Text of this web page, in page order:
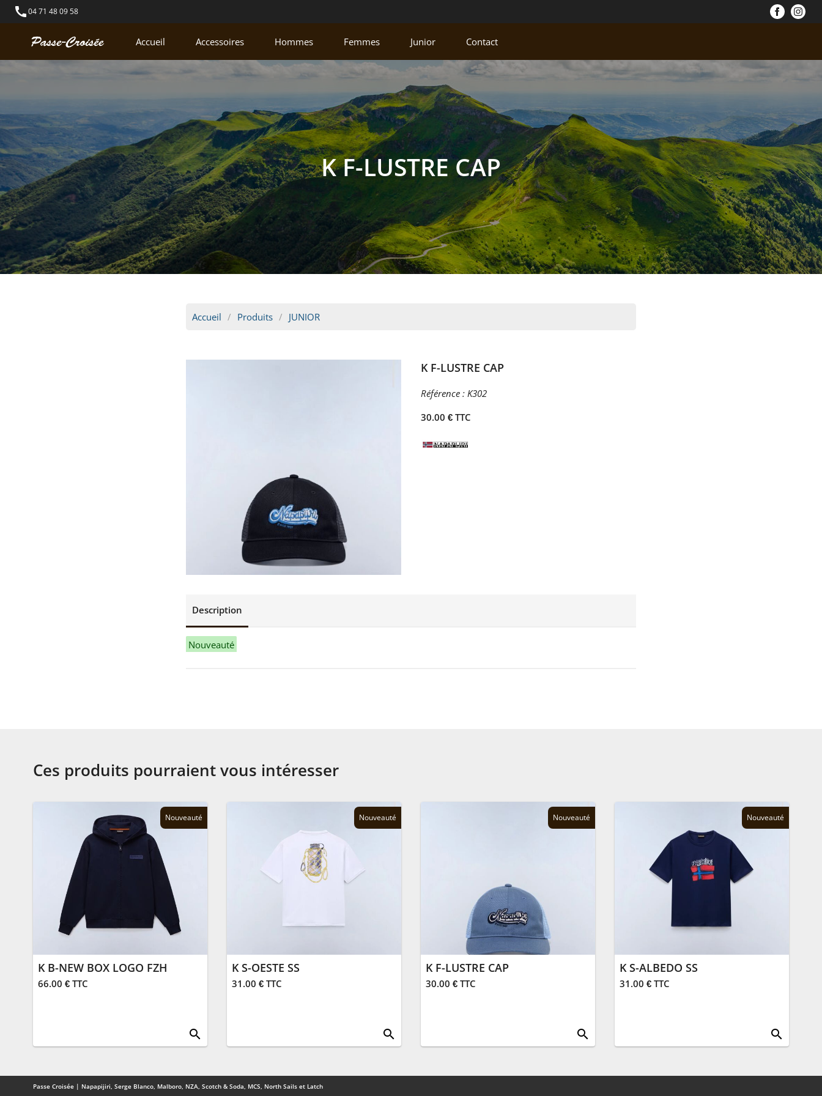
call04 71 48 09 58
Accueil Accessoires Hommes Femmes Junior Contact
K F-LUSTRE CAP
Accueil Produits JUNIOR
K F-LUSTRE CAP
Référence : K302
30.00 € TTC
Description
Nouveauté
Ces produits pourraient vous intéresser
Nouveauté
K B-NEW BOX LOGO FZH
66.00 € TTC
search
Nouveauté
K S-OESTE SS
31.00 € TTC
search
Nouveauté
K F-LUSTRE CAP
30.00 € TTC
search
Nouveauté
K S-ALBEDO SS
31.00 € TTC
search
Passe Croisée | Napapijiri, Serge Blanco, Malboro, NZA, Scotch & Soda, MCS, North Sails et Latch